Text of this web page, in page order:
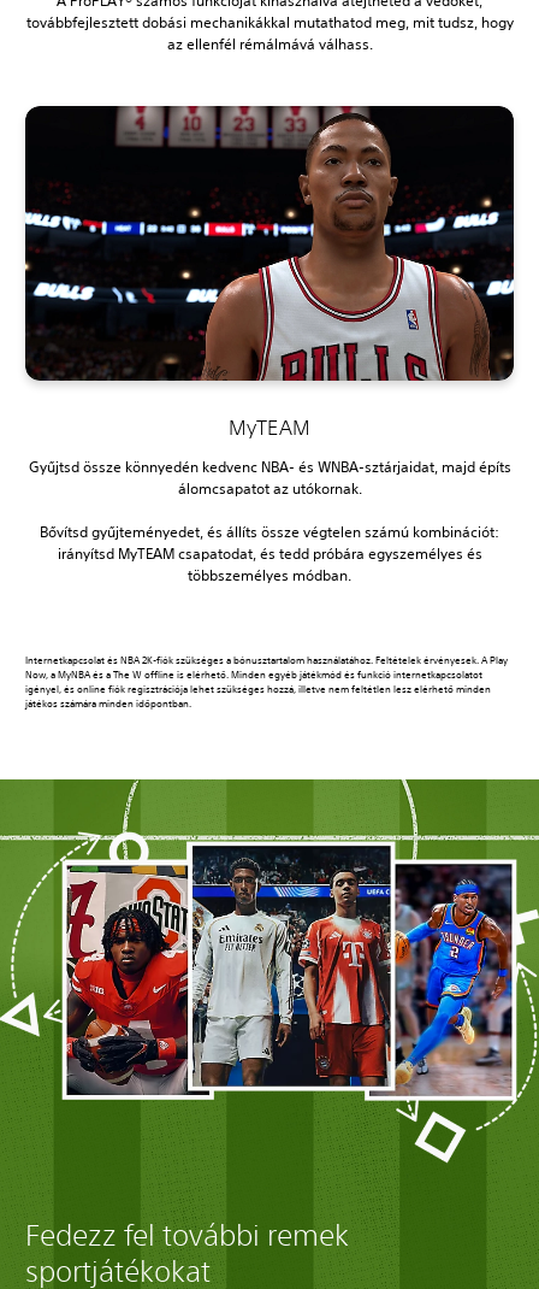
továbbfejlesztett dobási mechanikákkal mutathatod meg, mit tudsz, hogy
az ellenfél rémálmává válhass.
MyTEAM
Gyűjtsd össze könnyedén kedvenc NBA- és WNBA-sztárjaidat, majd építs
álomcsapatot az utókornak.
Bővítsd gyűjteményedet, és állíts össze végtelen számú kombinációt:
irányítsd MyTEAM csapatodat, és tedd próbára egyszemélyes és
többszemélyes módban.
Internetkapcsolat és NBA 2K-fiók szükséges a bónusztartalom használatához. Feltételek érvényesek. A Play
Now, a MyNBA és a The W offline is elérhető. Minden egyéb játékmód és funkció internetkapcsolatot
igényel, és online fiók regisztrációja lehet szükséges hozzá, illetve nem feltétlen lesz elérhető minden
játékos számára minden időpontban.
Fedezz fel további remek
sportjátékokat